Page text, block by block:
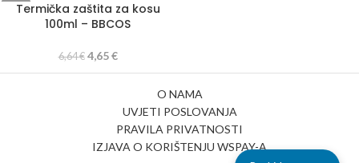
-30%Termička zaštita za kosu
100ml – BBCOS
6,64€ 4,65€
O NAMA
UVJETI POSLOVANJA
PRAVILA PRIVATNOSTI
IZJAVA O KORIŠTENJU WSPAY-A